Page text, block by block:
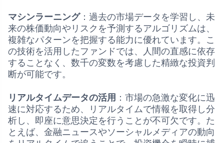
マシンラーニング：過去の市場データを学習し、未
来の株価動向やリスクを予測するアルゴリズムは、
複雑なパターンを把握する能力に優れています。こ
の技術を活用したファンドでは、人間の直感に依存
することなく、数千の変数を考慮した精緻な投資判
断が可能です。
リアルタイムデータの活用 ：市場の急激な変化に迅
速に対応するため、リアルタイムで情報を取得し分
析し、即座に意思決定を行うことが不可欠です。た
とえば、金融ニュースやソーシャルメディアの動向